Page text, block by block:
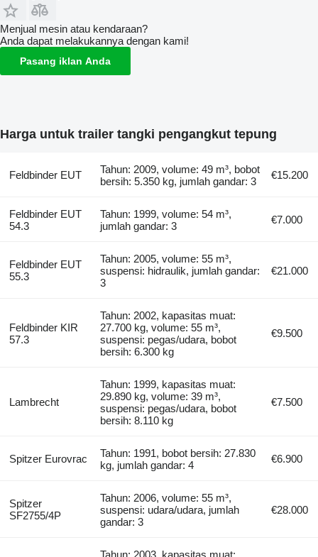
Menjual mesin atau kendaraan?
Anda dapat melakukannya dengan kami!
Pasang iklan Anda
Harga untuk trailer tangki pengangkut tepung
Feldbinder EUT
Tahun: 2009, volume: 49 m³, bobot
bersih: 5.350 kg, jumlah gandar: 3
€15.200
Feldbinder EUT
54.3
Tahun: 1999, volume: 54 m³,
jumlah gandar: 3
€7.000
Feldbinder EUT
55.3
Tahun: 2005, volume: 55 m³,
suspensi: hidraulik, jumlah gandar:
3
€21.000
Feldbinder KIR
57.3
Tahun: 2002, kapasitas muat:
27.700 kg, volume: 55 m³,
suspensi: pegas/udara, bobot
bersih: 6.300 kg
€9.500
Lambrecht
Tahun: 1999, kapasitas muat:
29.890 kg, volume: 39 m³,
suspensi: pegas/udara, bobot
bersih: 8.110 kg
€7.500
Spitzer Eurovrac
Tahun: 1991, bobot bersih: 27.830
kg, jumlah gandar: 4
€6.900
Spitzer
SF2755/4P
Tahun: 2006, volume: 55 m³,
suspensi: udara/udara, jumlah
gandar: 3
€28.000
Tahun: 2003, kapasitas muat: